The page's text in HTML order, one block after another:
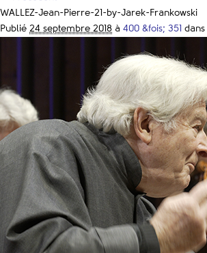
WALLEZ-Jean-Pierre-21-by-Jarek-Frankowski
Publié 24 septembre 2018 à 400 &fois; 351 dans